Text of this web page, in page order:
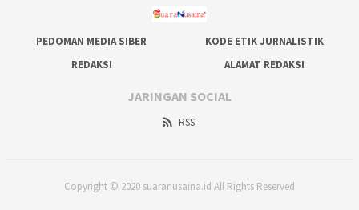
PEDOMAN MEDIA SIBER
KODE ETIK JURNALISTIK
REDAKSI
ALAMAT REDAKSI
JARINGAN SOCIAL
RSS
Copyright © 2020 suaranusaina.id All Rights Reserved